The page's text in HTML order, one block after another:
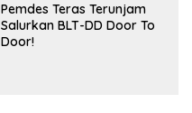
Pemdes Teras Terunjam
Salurkan BLT-DD Door To
Door!